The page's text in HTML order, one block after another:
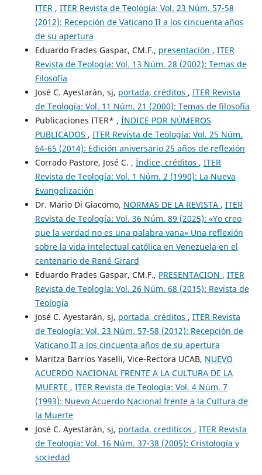
ITER , ITER Revista de Teología: Vol. 23 Núm. 57-58
(2012): Recepción de Vaticano II a los cincuenta años
de su apertura
Eduardo Frades Gaspar, CM.F., presentación , ITER
Revista de Teología: Vol. 13 Núm. 28 (2002): Temas de
Filosofía
José C. Ayestarán, sj, portada, créditos , ITER Revista
de Teología: Vol. 11 Núm. 21 (2000): Temas de filosofía
Publicaciones ITER* , ÍNDICE POR NÚMEROS
PUBLICADOS , ITER Revista de Teología: Vol. 25 Núm.
64-65 (2014): Edición aniversario 25 años de reflexión
Corrado Pastore, José C. , Índice, créditos , ITER
Revista de Teología: Vol. 1 Núm. 2 (1990): La Nueva
Evangelización
Dr. Mario Di Giacomo, NORMAS DE LA REVISTA , ITER
Revista de Teología: Vol. 36 Núm. 89 (2025): «Yo creo
que la verdad no es una palabra vana» Una reflexión
sobre la vida intelectual católica en Venezuela en el
centenario de René Girard
Eduardo Frades Gaspar, CM.F., PRESENTACION , ITER
Revista de Teología: Vol. 26 Núm. 68 (2015): Revista de
Teología
José C. Ayestarán, sj, portada, créditos , ITER Revista
de Teología: Vol. 23 Núm. 57-58 (2012): Recepción de
Vaticano II a los cincuenta años de su apertura
Maritza Barrios Yaselli, Vice-Rectora UCAB, NUEVO
ACUERDO NACIONAL FRENTE A LA CULTURA DE LA
MUERTE , ITER Revista de Teología: Vol. 4 Núm. 7
(1993): Nuevo Acuerdo Nacional frente a la Cultura de
la Muerte
José C. Ayestarán, sj, portada, crediticos , ITER Revista
de Teología: Vol. 16 Núm. 37-38 (2005): Cristología y
sociedad